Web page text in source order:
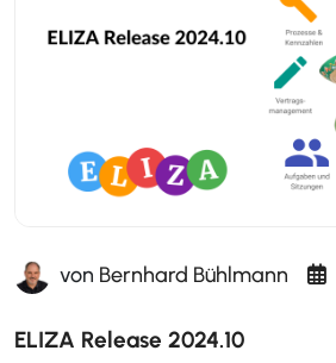
von Bernhard Bühlmann
ELIZA Release 2024.10